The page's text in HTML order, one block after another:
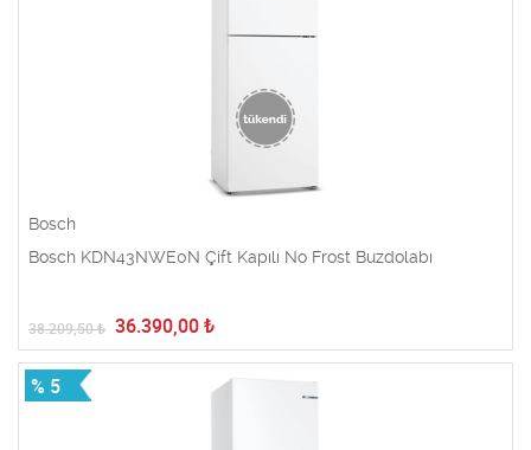
Bosch
Bosch KDN43NWE0N Çift Kapılı No Frost Buzdolabı
38.209,50₺ 36.390,00 ₺
% 5